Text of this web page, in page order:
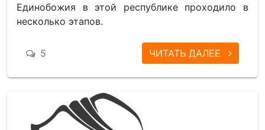
Единобожия в этой республике проходило в
несколько этапов.
5 ЧИТАТЬ ДАЛЕЕ